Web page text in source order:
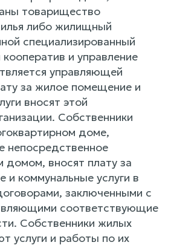
товарищество
либо жилищный
специализированный
и управление
управляющей
за жилое помещение и
вносят этой
Собственники
доме,
домом, вносят плату за
коммунальные услуги в
заключенными с
соответствующие
Собственники жилых
услуги и работы по их